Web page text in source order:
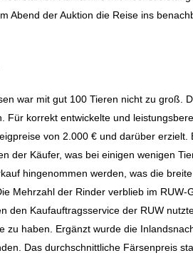
Abend der Auktion die Reise ins
war mit gut 100 Tieren nicht zu groß.
Für korrekt entwickelte und
von 2.000 € und darüber erzielt.
der Käufer, was bei einigen wenigen
hingenommen werden, was die
Mehrzahl der Rinder verblieb im RUW-
den Kaufauftragsservice der RUW
zu haben. Ergänzt wurde die
Das durchschnittliche Färsenpreis